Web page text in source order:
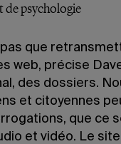
de psychologie
que
web, précise
des dossiers.
et citoyennes
que ce
et vidéo. Le